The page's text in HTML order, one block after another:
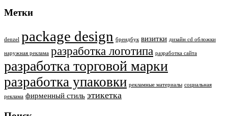
Метки
denzel package design брендбук визитки дизайн cd обложки
наружная реклама разработка логотипа разработка сайта
разработка торговой марки
разработка упаковки рекламные материалы социальная
реклама фирменный стиль этикетка